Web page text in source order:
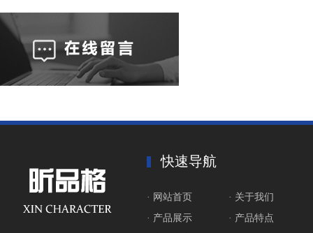
快速导航
· 网站首页
· 关于我们
· 产品展示
· 产品特点